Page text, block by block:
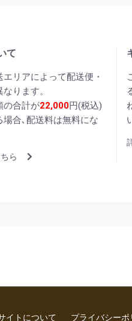
て
リアによって配送便・
ります。
の合計が22,000円(税込)
場合､配送料は無料にな
ら
イトについて プライバシーポ